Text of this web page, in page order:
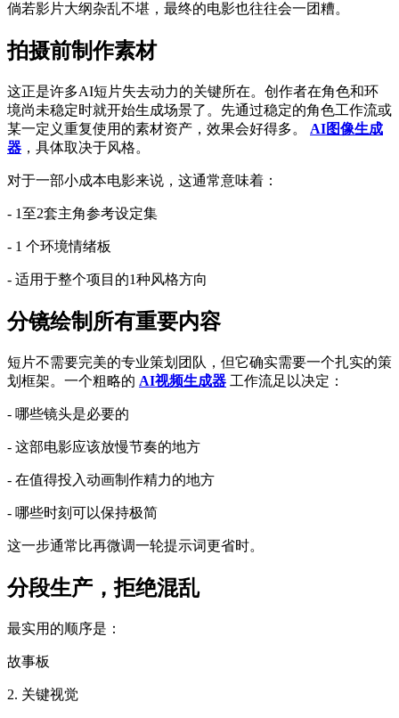
倘若影片大纲杂乱不堪，最终的电影也往往会一团糟。
拍摄前制作素材
这正是许多AI短片失去动力的关键所在。创作者在角色和环
境尚未稳定时就开始生成场景了。先通过稳定的角色工作流或
某一定义重复使用的素材资产，效果会好得多。 AI图像生成
器 ，具体取决于风格。
对于一部小成本电影来说，这通常意味着：
- 1至2套主角参考设定集
- 1 个环境情绪板
- 适用于整个项目的1种风格方向
分镜绘制所有重要内容
短片不需要完美的专业策划团队，但它确实需要一个扎实的策
划框架。一个粗略的 AI视频生成器 工作流足以决定：
- 哪些镜头是必要的
- 这部电影应该放慢节奏的地方
- 在值得投入动画制作精力的地方
- 哪些时刻可以保持极简
这一步通常比再微调一轮提示词更省时。
分段生产，拒绝混乱
最实用的顺序是：
故事板
2. 关键视觉